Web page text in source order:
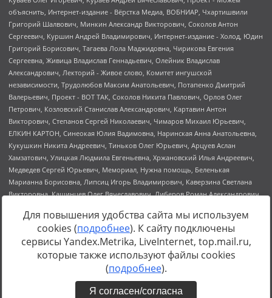
Источник:https://minjust.gov.ru/uploaded/files/reestr-
inostrannyih-agentov-22-03-2024.pdfданные на22.03.2024
Для повышения удобства сайта мы используем
cookies (подробнее). К сайту подключены
сервисы Yandex.Metrika, LiveInternet, top.mail.ru,
которые также используют файлы cookies
(подробнее).
Я согласен/согласна